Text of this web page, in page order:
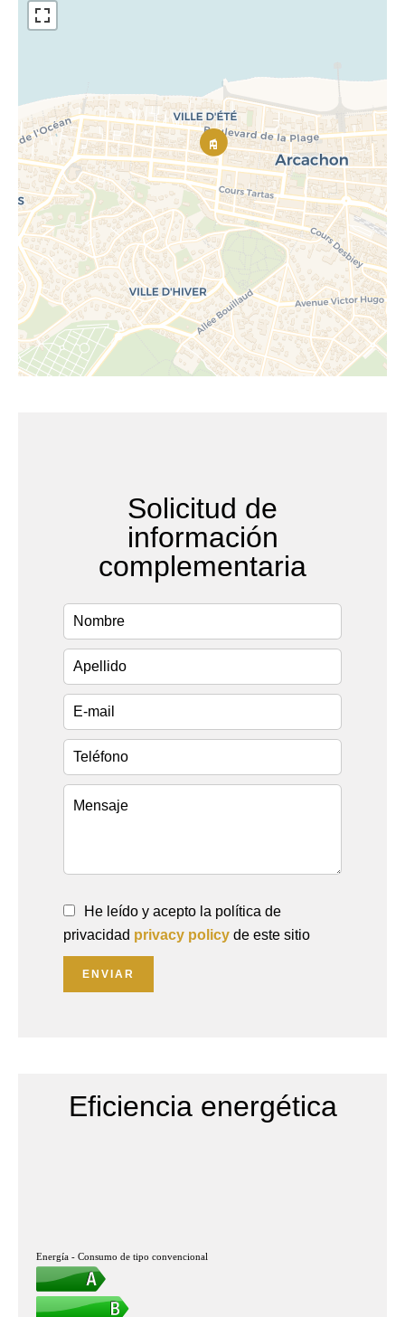
Solicitud de
información
complementaria
He leído y acepto la política de
privacidad privacy policy de este sitio
ENVIAR
Eficiencia energética
Energía - Consumo de tipo convencional